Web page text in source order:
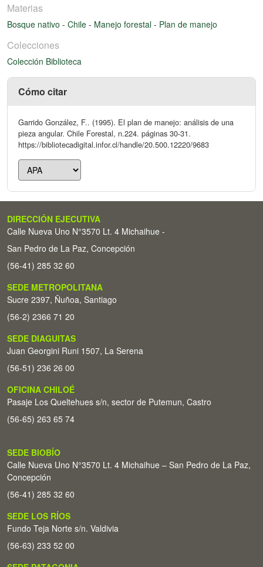
Materias
Bosque nativo - Chile - Manejo forestal - Plan de manejo
Colecciones
Colección Biblioteca
Cómo citar
Garrido González, F.. (1995). El plan de manejo: análisis de una
pieza angular. Chile Forestal, n.224. páginas 30-31.
https://bibliotecadigital.infor.cl/handle/20.500.12220/9683
DIRECCIÓN EJECUTIVA
Calle Nueva Uno N°3570 Lt. 4 Michaihue -
San Pedro de La Paz, Concepción
(56-41) 285 32 60
SEDE METROPOLITANA
Sucre 2397, Ñuñoa, Santiago
(56-2) 2366 71 20
SEDE DIAGUITAS
Juan Georgini Runi 1507, La Serena
(56-51) 236 26 00
OFICINA CHILOÉ
Pasaje Los Queltehues s/n, sector de Putemun, Castro
(56-65) 263 65 74
SEDE BIOBÍO
Calle Nueva Uno N°3570 Lt. 4 Michaihue – San Pedro de La Paz,
Concepción
(56-41) 285 32 60
SEDE LOS RÍOS
Fundo Teja Norte s/n. Valdivia
(56-63) 233 52 00